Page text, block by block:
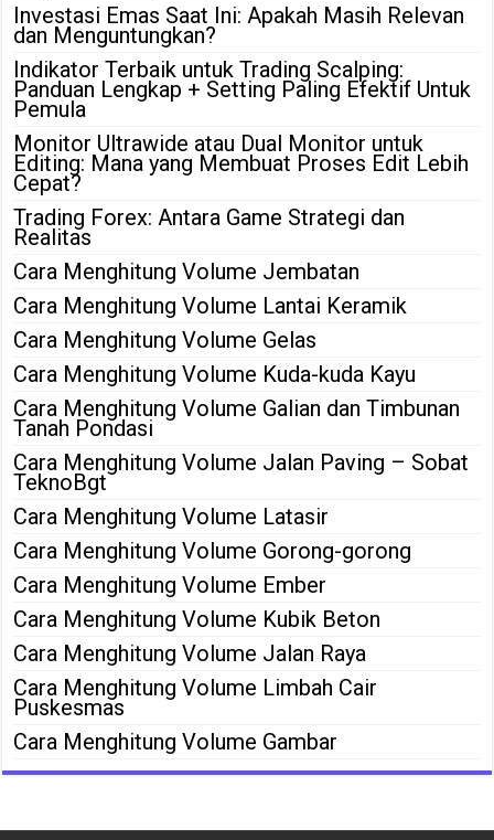
Investasi Emas Saat Ini: Apakah Masih Relevan
dan Menguntungkan?
Indikator Terbaik untuk Trading Scalping:
Panduan Lengkap + Setting Paling Efektif Untuk
Pemula
Monitor Ultrawide atau Dual Monitor untuk
Editing: Mana yang Membuat Proses Edit Lebih
Cepat?
Trading Forex: Antara Game Strategi dan
Realitas
Cara Menghitung Volume Jembatan
Cara Menghitung Volume Lantai Keramik
Cara Menghitung Volume Gelas
Cara Menghitung Volume Kuda-kuda Kayu
Cara Menghitung Volume Galian dan Timbunan
Tanah Pondasi
Cara Menghitung Volume Jalan Paving – Sobat
TeknoBgt
Cara Menghitung Volume Latasir
Cara Menghitung Volume Gorong-gorong
Cara Menghitung Volume Ember
Cara Menghitung Volume Kubik Beton
Cara Menghitung Volume Jalan Raya
Cara Menghitung Volume Limbah Cair
Puskesmas
Cara Menghitung Volume Gambar